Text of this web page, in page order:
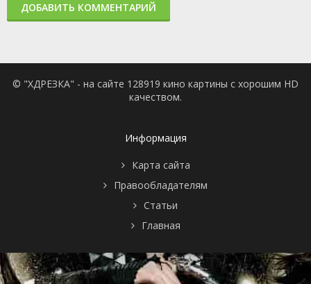
ДОБАВИТЬ КОММЕНТАРИЙ
© "ХДРЕЗКА" - на сайте 128919 кино картины с хорошим HD
качеством.
Информация
Карта сайта
Правообладателям
Статьи
Главная